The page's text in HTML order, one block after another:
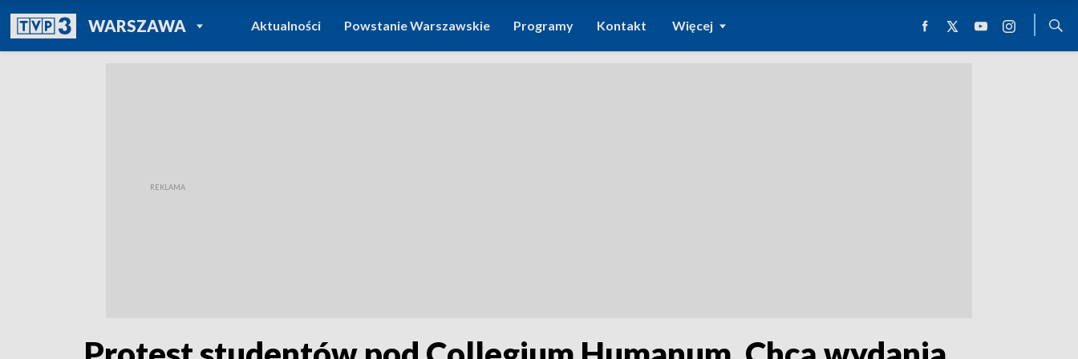
WARSZAWAPOWRÓT DO
TVP REGIONY
Aktualności Powstanie Warszawskie Programy Kontakt Więcej